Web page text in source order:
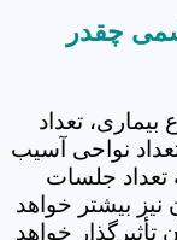
چقدر
بیماری، تعداد
نواحی آسیب
تعداد جلسات
نیز بیشتر خواهد
خواهد